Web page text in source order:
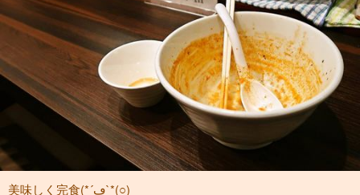
美味しく完食(*´ڡ`*(○)